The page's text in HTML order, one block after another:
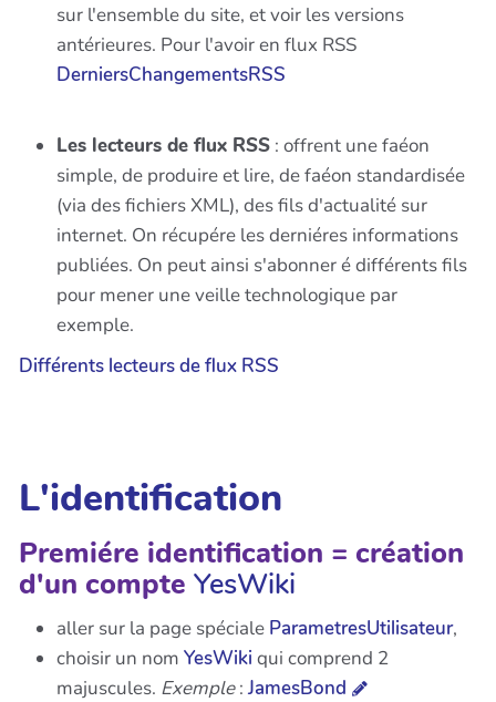
sur l'ensemble du site, et voir les versions
antérieures. Pour l'avoir en flux RSS
DerniersChangementsRSS
Les lecteurs de flux RSS : offrent une faéon
simple, de produire et lire, de faéon standardisée
(via des fichiers XML), des fils d'actualité sur
internet. On récupére les derniéres informations
publiées. On peut ainsi s'abonner é différents fils
pour mener une veille technologique par
exemple.
Différents lecteurs de flux RSS
L'identification
Premiére identification = création
d'un compte YesWiki
aller sur la page spéciale ParametresUtilisateur,
choisir un nom YesWiki qui comprend 2
majuscules. Exemple: JamesBond